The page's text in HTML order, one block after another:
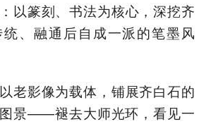
以篆刻、书法为核心，深挖齐
、融通后自成一派的笔墨风
老影像为载体，铺展齐白石的
景——褪去大师光环，看见一